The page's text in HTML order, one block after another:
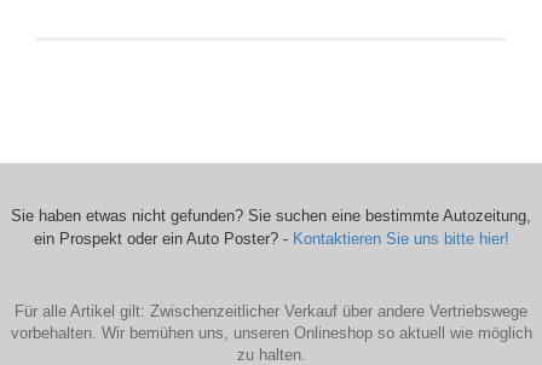
Sie haben etwas nicht gefunden? Sie suchen eine bestimmte Autozeitung,
ein Prospekt oder ein Auto Poster? - Kontaktieren Sie uns bitte hier!
Für alle Artikel gilt: Zwischenzeitlicher Verkauf über andere Vertriebswege
vorbehalten. Wir bemühen uns, unseren Onlineshop so aktuell wie möglich
zu halten.